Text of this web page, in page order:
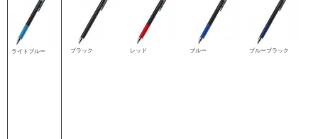
ライトブルー ブラック レッド ブルー ブルーブラック